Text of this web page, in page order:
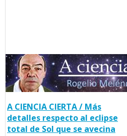
A CIENCIA CIERTA / Más
detalles respecto al eclipse
total de Sol que se avecina